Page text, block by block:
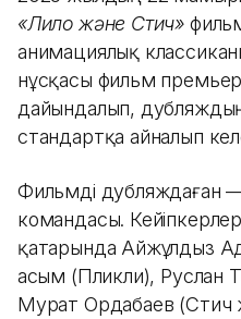
«Лило және Стич»
анимациялық
нұсқасы фильм
дайындалып,
стандартқа айналып
Фильмді дубляждаған
командасы.
қатарында Айжұлдыз
Қасым (Пликли),
Мурат Ордабаев (Стич